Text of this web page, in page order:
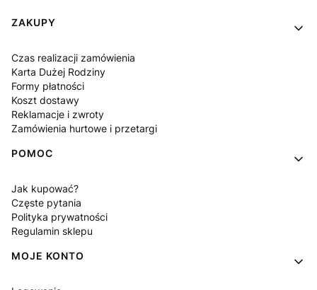
Linki w stopce
ZAKUPY
Czas realizacji zamówienia
Karta Dużej Rodziny
Formy płatności
Koszt dostawy
Reklamacje i zwroty
Zamówienia hurtowe i przetargi
POMOC
Jak kupować?
Częste pytania
Polityka prywatności
Regulamin sklepu
MOJE KONTO